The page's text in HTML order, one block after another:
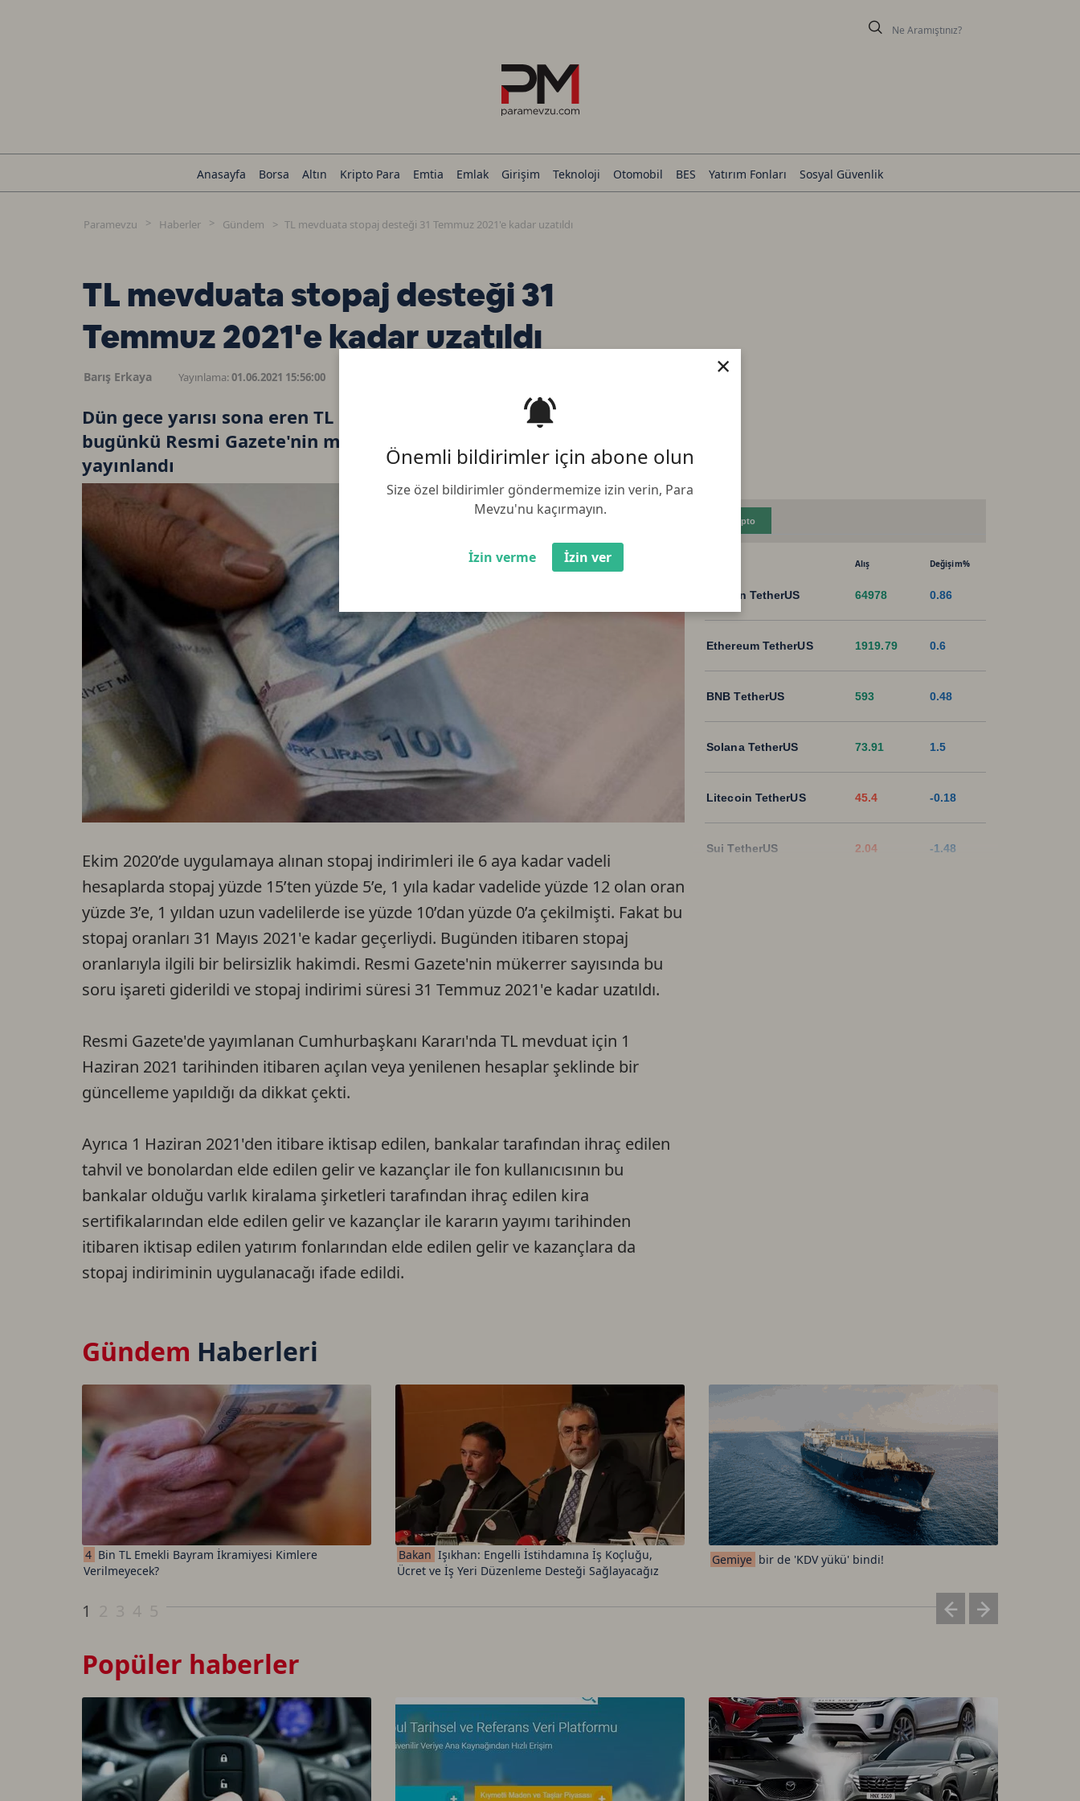
Önemli bildirimler için abone olun
Size özel bildirimler göndermemize izin verin, Para
Mevzu'nu kaçırmayın.
İzin verme İzin ver
×
Anasayfa Borsa Altın Kripto Para Emtia Emlak Girişim Teknoloji Otomobil BES Yatırım Fonları Sosyal Güvenlik
Paramevzu Haberler Gündem TL mevduata stopaj desteği 31 Temmuz 2021'e kadar uzatıldı
TL mevduata stopaj desteği 31
Temmuz 2021'e kadar uzatıldı
Barış Erkaya Yayınlama:01.06.2021 15:56:00
Dün gece yarısı sona eren TL mevduata stopaj desteği ile ilgili
bugünkü Resmi Gazete'nin mükerrer sayısında uzatma kararı
yayınlandı
Ekim 2020’de uygulamaya alınan stopaj indirimleri ile 6 aya kadar vadeli
hesaplarda stopaj yüzde 15’ten yüzde 5’e, 1 yıla kadar vadelide yüzde 12 olan oran
yüzde 3’e, 1 yıldan uzun vadelilerde ise yüzde 10’dan yüzde 0’a çekilmişti. Fakat bu
stopaj oranları 31 Mayıs 2021'e kadar geçerliydi. Bugünden itibaren stopaj
oranlarıyla ilgili bir belirsizlik hakimdi. Resmi Gazete'nin mükerrer sayısında bu
soru işareti giderildi ve stopaj indirimi süresi 31 Temmuz 2021'e kadar uzatıldı.
Resmi Gazete'de yayımlanan Cumhurbaşkanı Kararı'nda TL mevduat için 1
Haziran 2021 tarihinden itibaren açılan veya yenilenen hesaplar şeklinde bir
güncelleme yapıldığı da dikkat çekti.
Ayrıca 1 Haziran 2021'den itibare iktisap edilen, bankalar tarafından ihraç edilen
tahvil ve bonolardan elde edilen gelir ve kazançlar ile fon kullanıcısının bu
bankalar olduğu varlık kiralama şirketleri tarafından ihraç edilen kira
sertifikalarından elde edilen gelir ve kazançlar ile kararın yayımı tarihinden
itibaren iktisap edilen yatırım fonlarından elde edilen gelir ve kazançlara da
stopaj indiriminin uygulanacağı ifade edildi.
Kripto
Alış Değişim%
Bitcoin TetherUS 64978 0.86
Ethereum TetherUS 1919.79 0.6
BNB TetherUS 593 0.48
Solana TetherUS 73.91 1.5
Litecoin TetherUS 45.4 -0.18
Sui TetherUS 2.04 -1.48
Gündem Haberleri
4 Bin TL Emekli Bayram İkramiyesi Kimlere
Verilmeyecek?
Bakan Işıkhan: Engelli İstihdamına İş Koçluğu,
Ücret ve İş Yeri Düzenleme Desteği Sağlayacağız
Gemiye bir de 'KDV yükü' bindi!
1
Popüler haberler